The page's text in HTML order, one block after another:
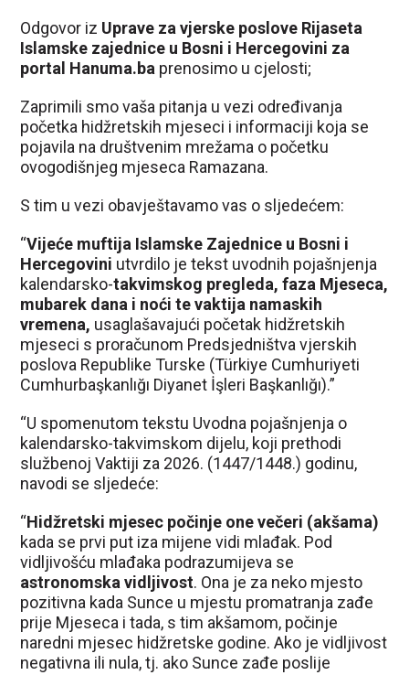
Odgovor iz Uprave za vjerske poslove Rijaseta
Islamske zajednice u Bosni i Hercegovini za
portal Hanuma.ba prenosimo u cjelosti;
Zaprimili smo vaša pitanja u vezi određivanja
početka hidžretskih mjeseci i informaciji koja se
pojavila na društvenim mrežama o početku
ovogodišnjeg mjeseca Ramazana.
S tim u vezi obavještavamo vas o sljedećem:
“Vijeće muftija Islamske Zajednice u Bosni i
Hercegovini utvrdilo je tekst uvodnih pojašnjenja
kalendarsko-takvimskog pregleda, faza Mjeseca,
mubarek dana i noći te vaktija namaskih
vremena, usaglašavajući početak hidžretskih
mjeseci s proračunom Predsjedništva vjerskih
poslova Republike Turske (Türkiye Cumhuriyeti
Cumhurbaşkanlığı Diyanet İşleri Başkanlığı).”
“U spomenutom tekstu Uvodna pojašnjenja o
kalendarsko-takvimskom dijelu, koji prethodi
službenoj Vaktiji za 2026. (1447/1448.) godinu,
navodi se sljedeće:
“Hidžretski mjesec počinje one večeri (akšama)
kada se prvi put iza mijene vidi mlađak. Pod
vidljivošću mlađaka podrazumijeva se
astronomska vidljivost. Ona je za neko mjesto
pozitivna kada Sunce u mjestu promatranja zađe
prije Mjeseca i tada, s tim akšamom, počinje
naredni mjesec hidžretske godine. Ako je vidljivost
negativna ili nula, tj. ako Sunce zađe poslije